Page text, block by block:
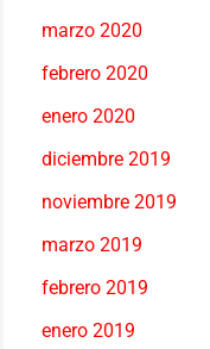
marzo 2020
febrero 2020
enero 2020
diciembre 2019
noviembre 2019
marzo 2019
febrero 2019
enero 2019